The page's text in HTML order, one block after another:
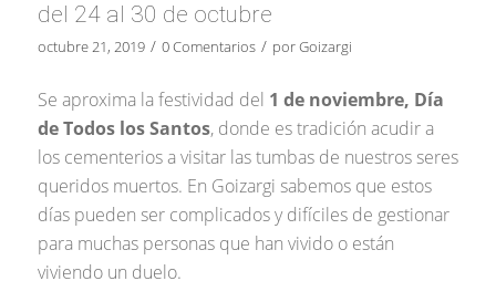
del 24 al 30 de octubre
octubre 21, 2019 / 0 Comentarios / porGoizargi
Se aproxima la festividad del 1 de noviembre, Día
de Todos los Santos, donde es tradición acudir a
los cementerios a visitar las tumbas de nuestros seres
queridos muertos. En Goizargi sabemos que estos
días pueden ser complicados y difíciles de gestionar
para muchas personas que han vivido o están
viviendo un duelo.